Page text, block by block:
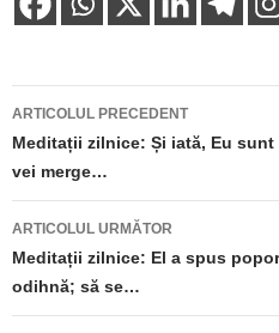
Navigare
în
articole
ARTICOLUL PRECEDENT
Meditații zilnice: Și iată, Eu
vei merge…
ARTICOLUL URMĂTOR
Meditații zilnice: El a spus
odihnă; să se…